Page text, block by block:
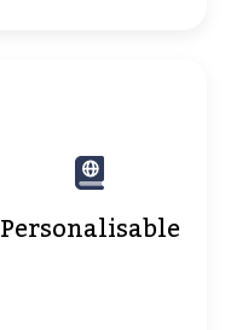
Personalisable